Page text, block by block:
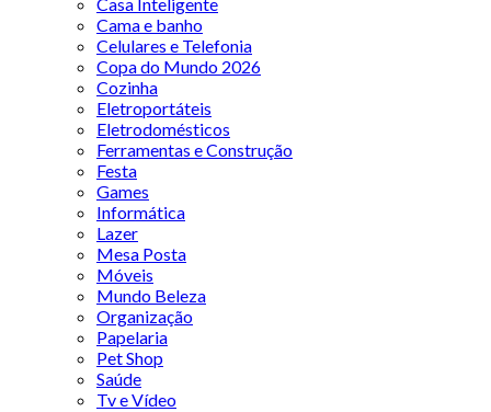
Casa Inteligente
Cama e banho
Celulares e Telefonia
Copa do Mundo 2026
Cozinha
Eletroportáteis
Eletrodomésticos
Ferramentas e Construção
Festa
Games
Informática
Lazer
Mesa Posta
Móveis
Mundo Beleza
Organização
Papelaria
Pet Shop
Saúde
Tv e Vídeo